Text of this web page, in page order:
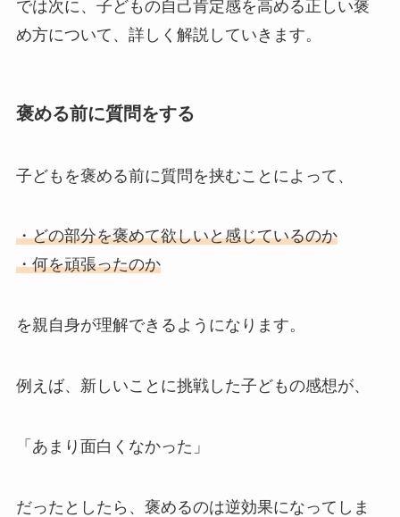
では次に、子どもの自己肯定感を高める正しい褒
め方について、詳しく解説していきます。
褒める前に質問をする
子どもを褒める前に質問を挟むことによって、
・どの部分を褒めて欲しいと感じているのか
・何を頑張ったのか
を親自身が理解できるようになります。
例えば、新しいことに挑戦した子どもの感想が、
「あまり面白くなかった」
だったとしたら、褒めるのは逆効果になってしま